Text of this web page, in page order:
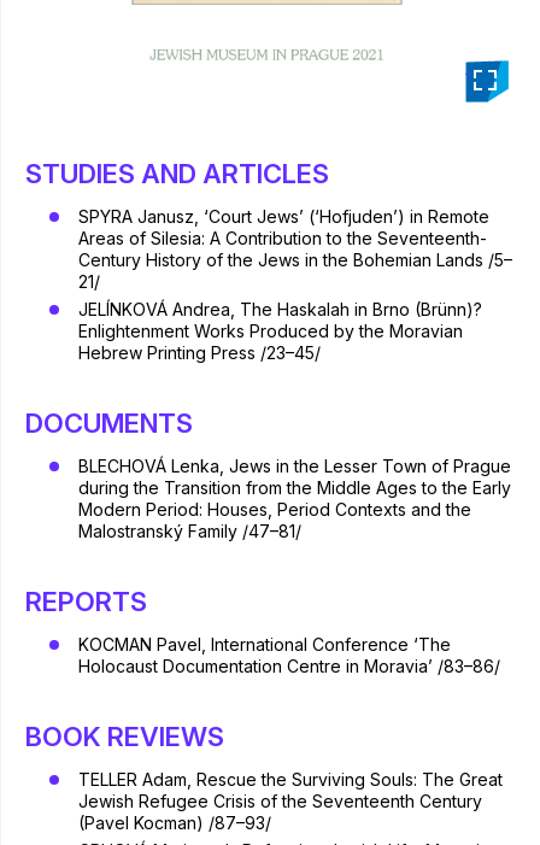
STUDIES AND ARTICLES
SPYRA Janusz, ‘Court Jews’ (‘Hofjuden’) in Remote
Areas of Silesia: A Contribution to the Seventeenth-
Century History of the Jews in the Bohemian Lands /5–
21/
JELÍNKOVÁ Andrea, The Haskalah in Brno (Brünn)?
Enlightenment Works Produced by the Moravian
Hebrew Printing Press /23–45/
DOCUMENTS
BLECHOVÁ Lenka, Jews in the Lesser Town of Prague
during the Transition from the Middle Ages to the Early
Modern Period: Houses, Period Contexts and the
Malostranský Family /47–81/
REPORTS
KOCMAN Pavel, International Conference ‘The
Holocaust Documentation Centre in Moravia’ /83–86/
BOOK REVIEWS
TELLER Adam, Rescue the Surviving Souls: The Great
Jewish Refugee Crisis of the Seventeenth Century
(Pavel Kocman) /87–93/